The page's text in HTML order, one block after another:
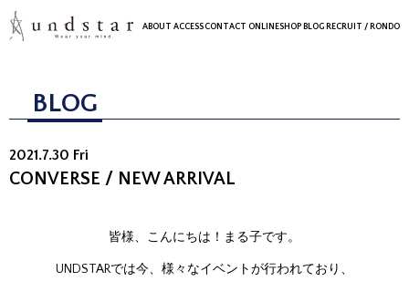
ABOUT ACCESSCONTACT ONLINESHOP BLOG RECRUIT / RONDO
BLOG
2021.7.30 Fri
CONVERSE / NEW ARRIVAL
皆様、こんにちは！まる子です。
UNDSTARでは今、様々なイベントが行われており、